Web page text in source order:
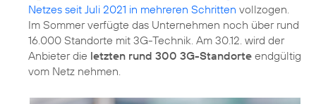
Netzes seit Juli 2021 in mehreren Schritten vollzogen.
Im Sommer verfügte das Unternehmen noch über rund
16.000 Standorte mit 3G-Technik. Am 30.12. wird der
Anbieter die letzten rund 300 3G-Standorte endgültig
vom Netz nehmen.